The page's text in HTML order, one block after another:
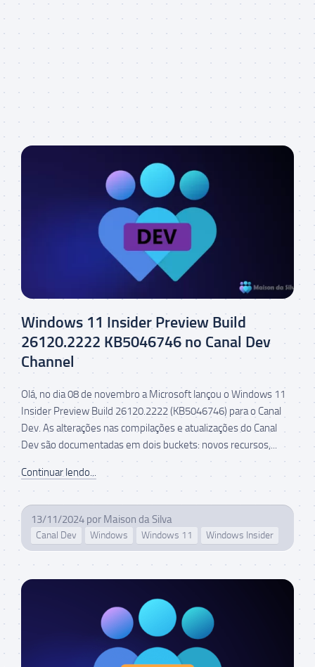
Windows 11 Insider Preview Build
26120.2222 KB5046746 no Canal Dev
Channel
Olá, no dia 08 de novembro a Microsoft lançou o Windows 11
Insider Preview Build 26120.2222 (KB5046746) para o Canal
Dev. As alterações nas compilações e atualizações do Canal
Dev são documentadas em dois buckets: novos recursos,...
Continuar lendo...
13/11/2024 por Maison da Silva
Canal Dev Windows Windows 11 Windows Insider